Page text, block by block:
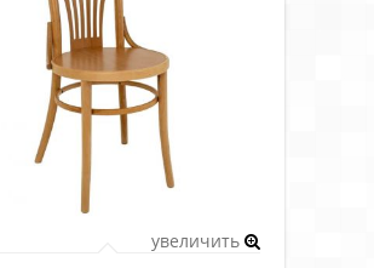
увеличить